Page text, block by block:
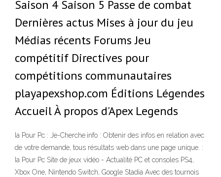
Saison 4 Saison 5 Passe de combat
Dernières actus Mises à jour du jeu
Médias récents Forums Jeu
compétitif Directives pour
compétitions communautaires
playapexshop.com Éditions Légendes
Accueil À propos d'Apex Legends
Ia Pour Pc : Je-Cherche.info : Obtenir des infos en relation avec
de votre demande, tous résultats web dans une page unique. :
Ia Pour Pc Site de jeux vidéo - Actualité PC et consoles PS4,
Xbox One, Nintendo Switch, Google Stadia Avec des tournois